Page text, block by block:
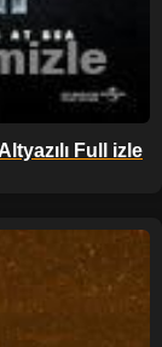
Full izle